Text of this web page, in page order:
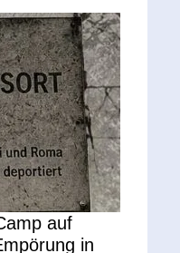
auf
in